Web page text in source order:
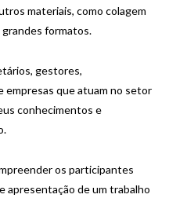
materiais, como colagem
grandes formatos.
gestores,
que atuam no setor
conhecimentos e
os participantes
apresentação de um trabalho